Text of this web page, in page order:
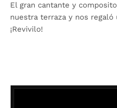
El gran cantante y
nuestra terraza y nos
¡Revivilo!